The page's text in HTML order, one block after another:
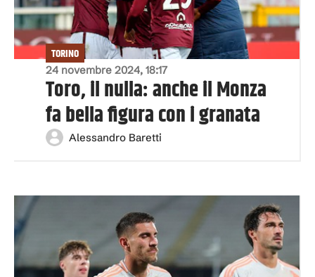
24 novembre 2024, 18:17
TORINO
Toro, il nulla: anche il Monza
fa bella figura con i granata
Alessandro Baretti